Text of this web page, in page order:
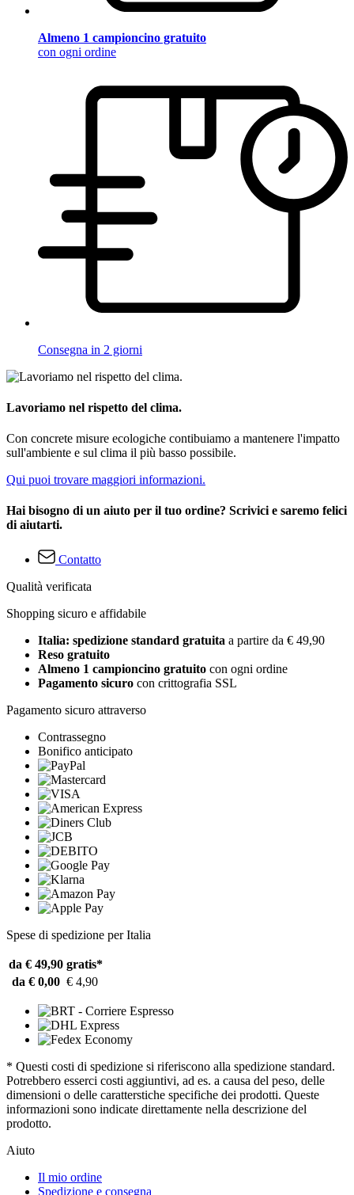
Almeno 1 campioncino gratuito
con ogni ordine
Consegna in 2 giorni
Lavoriamo nel rispetto del clima.
Con concrete misure ecologiche contibuiamo a mantenere l'impatto
sull'ambiente e sul clima il più basso possibile.
Qui puoi trovare maggiori informazioni.
Hai bisogno di un aiuto per il tuo ordine? Scrivici e saremo felici
di aiutarti.
Contatto
Qualità verificata
Shopping sicuro e affidabile
Italia: spedizione standard gratuita a partire da € 49,90
Reso gratuito
Almeno 1 campioncino gratuito con ogni ordine
Pagamento sicuro con crittografia SSL
Pagamento sicuro attraverso
Contrassegno
Bonifico anticipato
Spese di spedizione per Italia
da € 49,90 gratis*
da € 0,00 € 4,90
* Questi costi di spedizione si riferiscono alla spedizione standard.
Potrebbero esserci costi aggiuntivi, ad es. a causa del peso, delle
dimensioni o delle caratterstiche specifiche dei prodotti. Queste
informazioni sono indicate direttamente nella descrizione del
prodotto.
Aiuto
Il mio ordine
Spedizione e consegna